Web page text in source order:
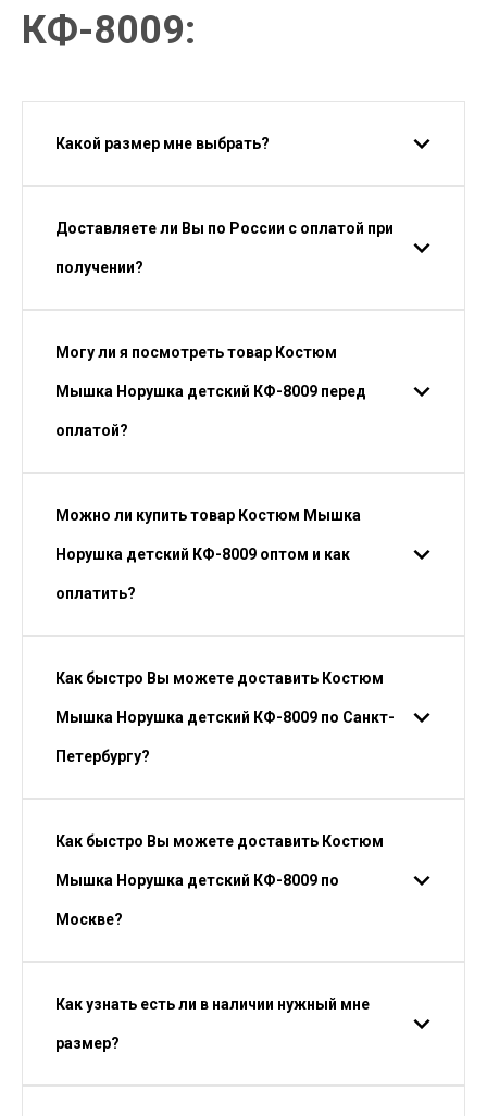
КФ-8009:
Какой размер мне выбрать?
Доставляете ли Вы по России с оплатой при
получении?
Могу ли я посмотреть товар Костюм
Мышка Норушка детский КФ-8009 перед
оплатой?
Можно ли купить товар Костюм Мышка
Норушка детский КФ-8009 оптом и как
оплатить?
Как быстро Вы можете доставить Костюм
Мышка Норушка детский КФ-8009 по Санкт-
Петербургу?
Как быстро Вы можете доставить Костюм
Мышка Норушка детский КФ-8009 по
Москве?
Как узнать есть ли в наличии нужный мне
размер?